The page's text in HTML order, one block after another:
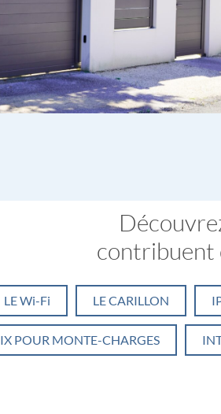
contribuent
LE Wi-Fi LE CARILLON
IX POUR MONTE-CHARGES